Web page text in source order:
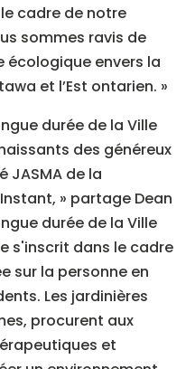
cadre de notre
sommes ravis de
écologique envers la
et l’Est ontarien. »
durée de la Ville
des généreux
JASMA de la
» partage Dean
durée de la Ville
s'inscrit dans le cadre
sur la personne en
Les jardinières
procurent aux
et